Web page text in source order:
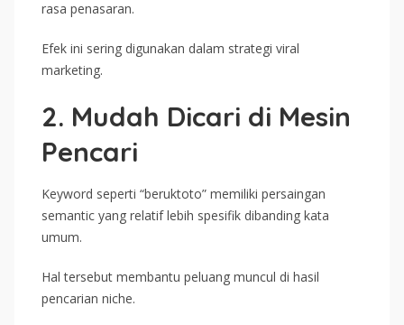
rasa penasaran.
Efek ini sering digunakan dalam strategi viral
marketing.
2. Mudah Dicari di Mesin
Pencari
Keyword seperti “beruktoto” memiliki persaingan
semantic yang relatif lebih spesifik dibanding kata
umum.
Hal tersebut membantu peluang muncul di hasil
pencarian niche.